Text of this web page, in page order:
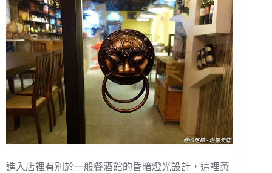
進入店裡有別於一般餐酒館的昏暗燈光設計，這裡黃